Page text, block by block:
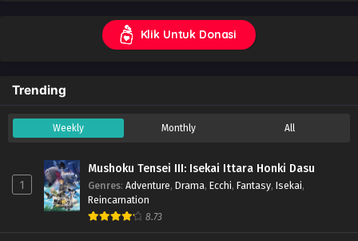
Klik Untuk Donasi
Trending
Weekly Monthly All
1
Mushoku Tensei III: Isekai Ittara Honki Dasu
Genres: Adventure, Drama, Ecchi, Fantasy, Isekai,
Reincarnation
8.73